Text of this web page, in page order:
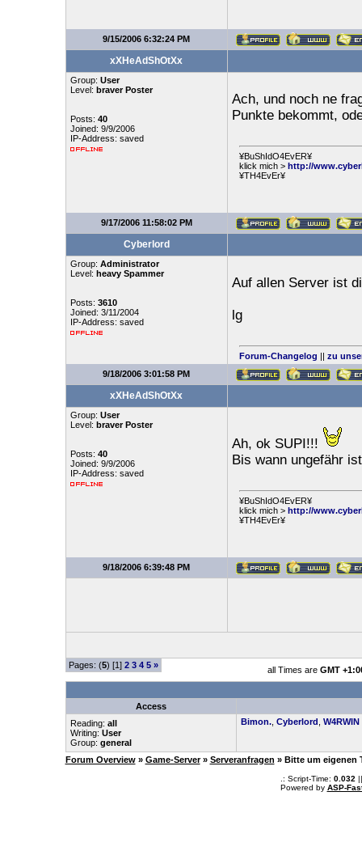
9/15/2006 6:32:24 PM
xXHeAdShOtXx
Group: User
Level: braver Poster
Posts: 40
Joined: 9/9/2006
IP-Address: saved
Ach, und noch ne
Punkte bekommt,
¥BuShIdO4EvER¥
klick mich > http://
¥TH4EvEr¥
9/17/2006 11:58:02 PM
Cyberlord
Group: Administrator
Level: heavy Spammer
Posts: 3610
Joined: 3/11/2004
IP-Address: saved
Auf allen Server ist
lg
Forum-Changelog || zu
9/18/2006 3:01:58 PM
xXHeAdShOtXx
Group: User
Level: braver Poster
Posts: 40
Joined: 9/9/2006
IP-Address: saved
Ah, ok SUPI!!!
Bis wann ungefähr
¥BuShIdO4EvER¥
klick mich > http://
¥TH4EvEr¥
9/18/2006 6:39:48 PM
Pages: (5) [1] 2 3 4 5 » all Times are GMT
Access
Reading: all
Writing: User
Group: general
Bimon., Cyberlord W4RWIN
Forum Overview » Game-Server » Serveranfragen » Bitte um eigenen
.: Script-Time: 0.032
Powered by ASP-